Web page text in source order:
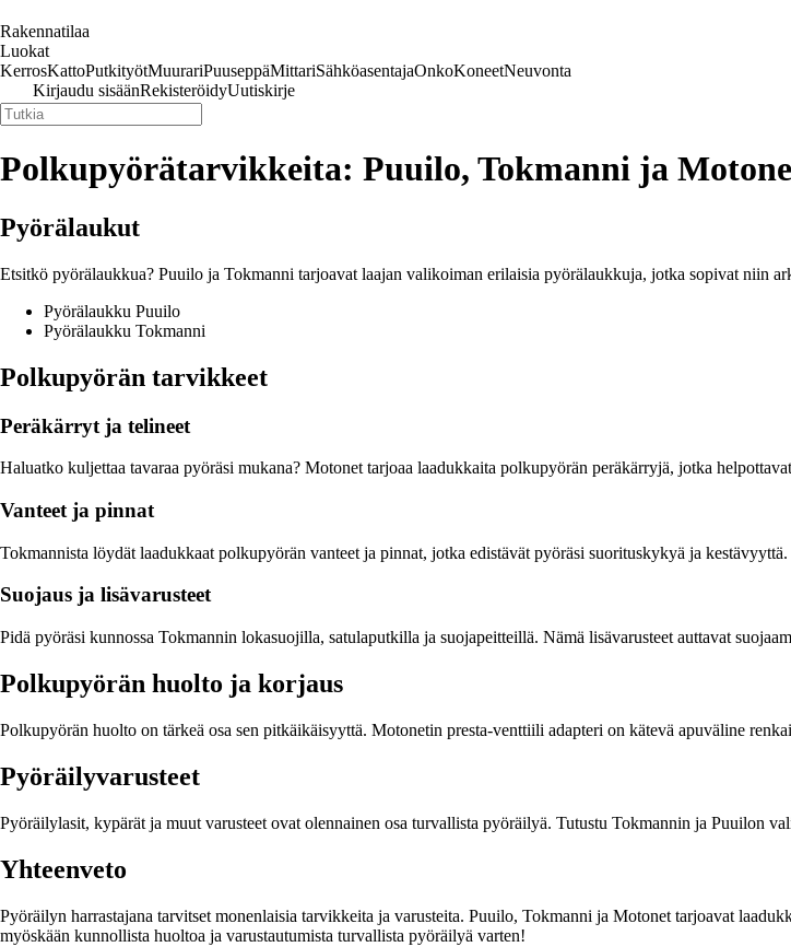
Rakennatilaa
Luokat
KerrosKattoPutkityötMuurariPuuseppäMittariSähköasentajaOnkoKoneetNeuvonta
Kirjaudu sisäänRekisteröidyUutiskirje
Polkupyörätarvikkeita: Puuilo, Tokmanni ja
Pyörälaukut
Etsitkö pyörälaukkua? Puuilo ja Tokmanni tarjoavat laajan valikoiman erilaisia pyörälaukkuja, jotka sopivat niin
Pyörälaukku Puuilo
Pyörälaukku Tokmanni
Polkupyörän tarvikkeet
Peräkärryt ja telineet
Haluatko kuljettaa tavaraa pyöräsi mukana? Motonet tarjoaa laadukkaita polkupyörän peräkärryjä, jotka
Vanteet ja pinnat
Tokmannista löydät laadukkaat polkupyörän vanteet ja pinnat, jotka edistävät pyöräsi suorituskykyä ja
Suojaus ja lisävarusteet
Pidä pyöräsi kunnossa Tokmannin lokasuojilla, satulaputkilla ja suojapeitteillä. Nämä lisävarusteet auttavat
Polkupyörän huolto ja korjaus
Polkupyörän huolto on tärkeä osa sen pitkäikäisyyttä. Motonetin presta-venttiili adapteri on kätevä apuväline
Pyöräilyvarusteet
Pyöräilylasit, kypärät ja muut varusteet ovat olennainen osa turvallista pyöräilyä. Tutustu Tokmannin ja Puuilon
Yhteenveto
Pyöräilyn harrastajana tarvitset monenlaisia tarvikkeita ja varusteita. Puuilo, Tokmanni ja Motonet tarjoavat
myöskään kunnollista huoltoa ja varustautumista turvallista pyöräilyä varten!